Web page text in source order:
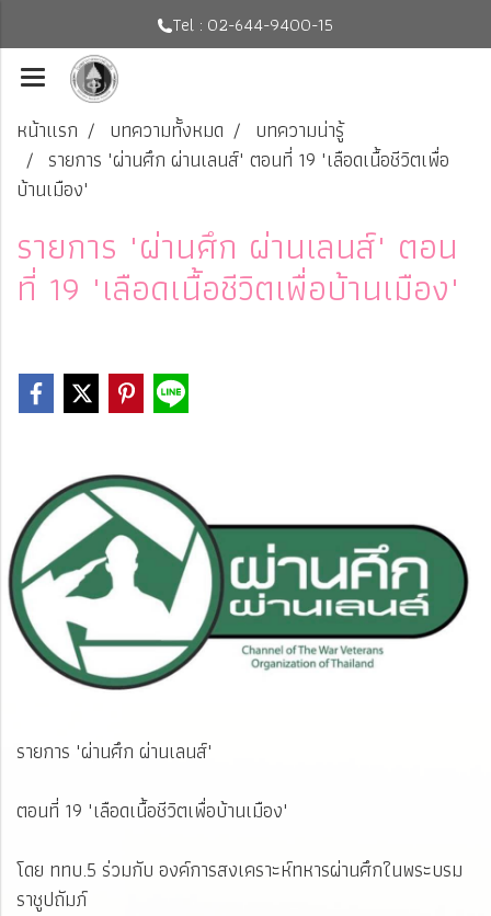
Tel : 02-644-9400-15
หน้าแรก บทความทั้งหมด
บทความน่ารู้
รายการ "ผ่านศึก ผ่านเลนส์" ตอนที่ 19 "เลือดเนื้อชีวิตเพื่อ
บ้านเมือง"
รายการ "ผ่านศึก ผ่านเลนส์" ตอน
ที่ 19 "เลือดเนื้อชีวิตเพื่อบ้านเมือง"
รายการ "ผ่านศึก ผ่านเลนส์"
ตอนที่ 19 "เลือดเนื้อชีวิตเพื่อบ้านเมือง"
โดย ททบ.5 ร่วมกับ องค์การสงเคราะห์ทหารผ่านศึกในพระบรม
ราชูปถัมภ์